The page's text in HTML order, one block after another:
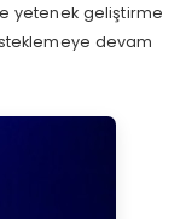
yetenek geliştirme
devam